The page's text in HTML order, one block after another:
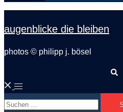
augenblicke die bleiben
photos © philipp j. bösel
Menü
umschalten
Suchen